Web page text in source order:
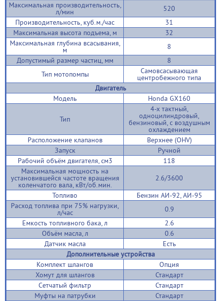
Максимальная производительность,
л/мин
520
Производительность, куб.м./час
31
Максимальная высота подъема, м
32
Максимальная глубина всасывания,
м
8
Допустимый размер частиц, мм
8
Тип мотопомпы
Самовсасывающая
центробежного типа
Двигатель
Модель
Honda GX160
Тип
4-х тактный,
одноцилиндровый,
бензиновый, с воздушным
охлаждением
Расположение клапанов
Верхнее (OHV)
Запуск
Ручной
Рабочий объём двигателя, см3
118
Максимальная мощность на
установившейся частоте вращения
коленчатого вала, кВт/об.мин.
2.6/3600
Топливо
Бензин АИ-92, АИ-95
Расход топлива при 75% нагрузки,
л/час
0.9
Емкость топливного бака, л
2.6
Объём масла, л
0.6
Датчик масла
Есть
Дополнительные устройства
Комплект шлангов
Опция
Хомут для шлангов
Стандарт
Сетчатый фильтр
Стандарт
Муфты на патрубки
Стандарт